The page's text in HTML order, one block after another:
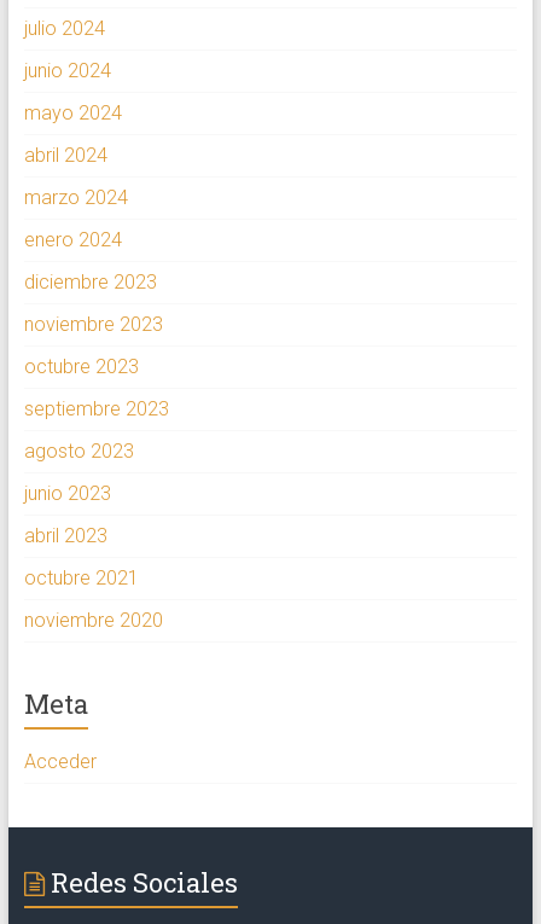
julio 2024
junio 2024
mayo 2024
abril 2024
marzo 2024
enero 2024
diciembre 2023
noviembre 2023
octubre 2023
septiembre 2023
agosto 2023
junio 2023
abril 2023
octubre 2021
noviembre 2020
Meta
Acceder
Redes Sociales